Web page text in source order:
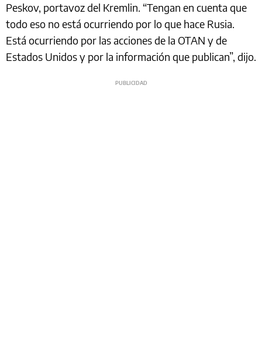
Peskov, portavoz del Kremlin. “Tengan en cuenta que
todo eso no está ocurriendo por lo que hace Rusia.
Está ocurriendo por las acciones de la OTAN y de
Estados Unidos y por la información que publican”, dijo.